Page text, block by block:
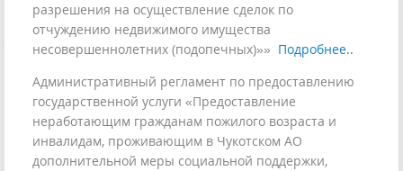
разрешения на осуществление сделок по
отчуждению недвижимого имущества
несовершеннолетних (подопечных)»» Подробнее..
Административный регламент по предоставлению
государственной услуги «Предоставление
неработающим гражданам пожилого возраста и
инвалидам, проживающим в Чукотском АО
дополнительной меры социальной поддержки,